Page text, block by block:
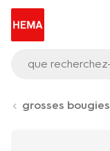
que
grosses bougies